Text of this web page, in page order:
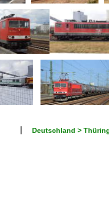
Deutschland >